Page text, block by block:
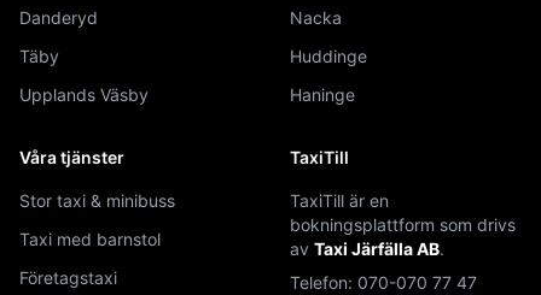
Danderyd
Täby
Upplands Väsby
Nacka
Huddinge
Haninge
Våra tjänster
Stor taxi & minibuss
Taxi med barnstol
Företagstaxi
TaxiTill
TaxiTill är en
bokningsplattform som drivs
av Taxi Järfälla AB.
Telefon: 070-070 77 47